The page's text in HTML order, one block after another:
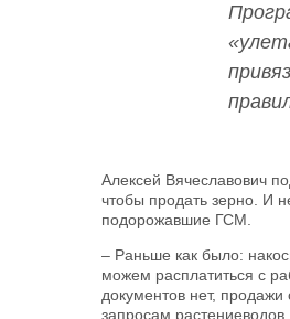
Алексей Вячеславович
чтобы продать зерно. И
подорожавшие ГСМ.
– Раньше как было:
можем расплатиться с
документов нет,
запросам